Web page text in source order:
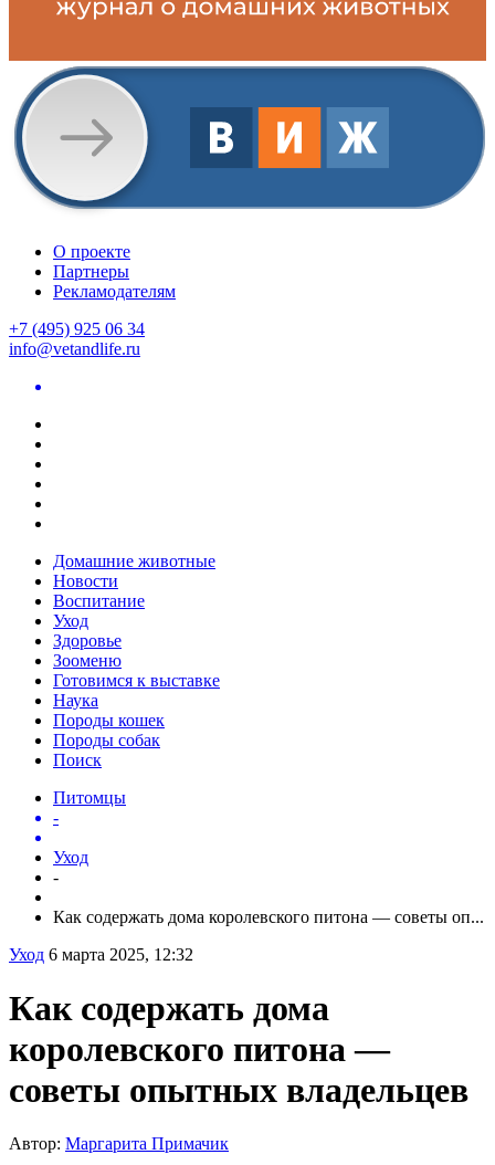
О проекте
Партнеры
Рекламодателям
+7 (495) 925 06 34
info@vetandlife.ru
Домашние животные
Новости
Воспитание
Уход
Здоровье
Зооменю
Готовимся к выставке
Наука
Породы кошек
Породы собак
Поиск
Питомцы
-
Уход
-
Как содержать дома королевского питона — советы оп...
Уход 6 марта 2025, 12:32
Как содержать дома
королевского питона —
советы опытных владельцев
Автор: Маргарита Примачик